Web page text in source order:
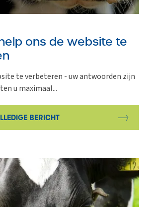
ons de website te
te verbeteren - uw antwoorden zijn
u maximaal...
BERICHT